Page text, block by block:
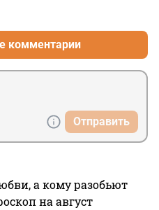
комментарии
Отправить
а кому разобьют
на август